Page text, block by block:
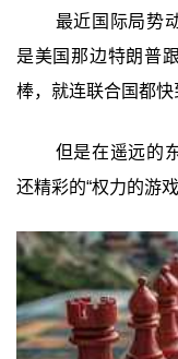
最近国际局势
是美国那边特朗普
棒，就连联合国都快
但是在遥远的
还精彩的“权力的游戏